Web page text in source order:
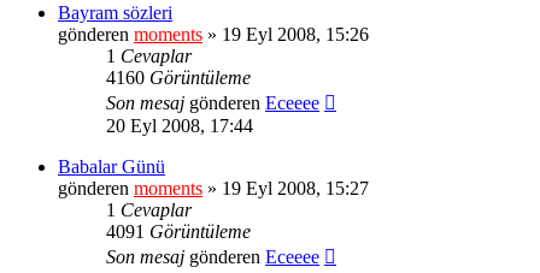
Bayram sözleri
gönderen moments » 19 Eyl 2008, 15:26
1 Cevaplar
4160 Görüntüleme
Son mesaj gönderen Eceeee
20 Eyl 2008, 17:44
Babalar Günü
gönderen moments » 19 Eyl 2008, 15:27
1 Cevaplar
4091 Görüntüleme
Son mesaj gönderen Eceeee